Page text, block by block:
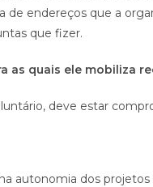
de endereços que a
que fizer.
as quais ele mobiliza
deve estar
autonomia dos